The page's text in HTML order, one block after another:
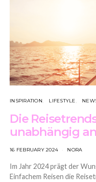
INSPIRATION LIFESTYLE
Die
unabhängig
16 FEBRUARY 2024 NORA
Im Jahr 2024 prägt der
Einfachem Reisen die